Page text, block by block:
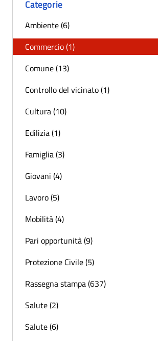
Categorie
Ambiente (6)
Commercio (1)
Comune (13)
Controllo del vicinato (1)
Cultura (10)
Edilizia (1)
Famiglia (3)
Giovani (4)
Lavoro (5)
Mobilità (4)
Pari opportunità (9)
Protezione Civile (5)
Rassegna stampa (637)
Salute (2)
Salute (6)